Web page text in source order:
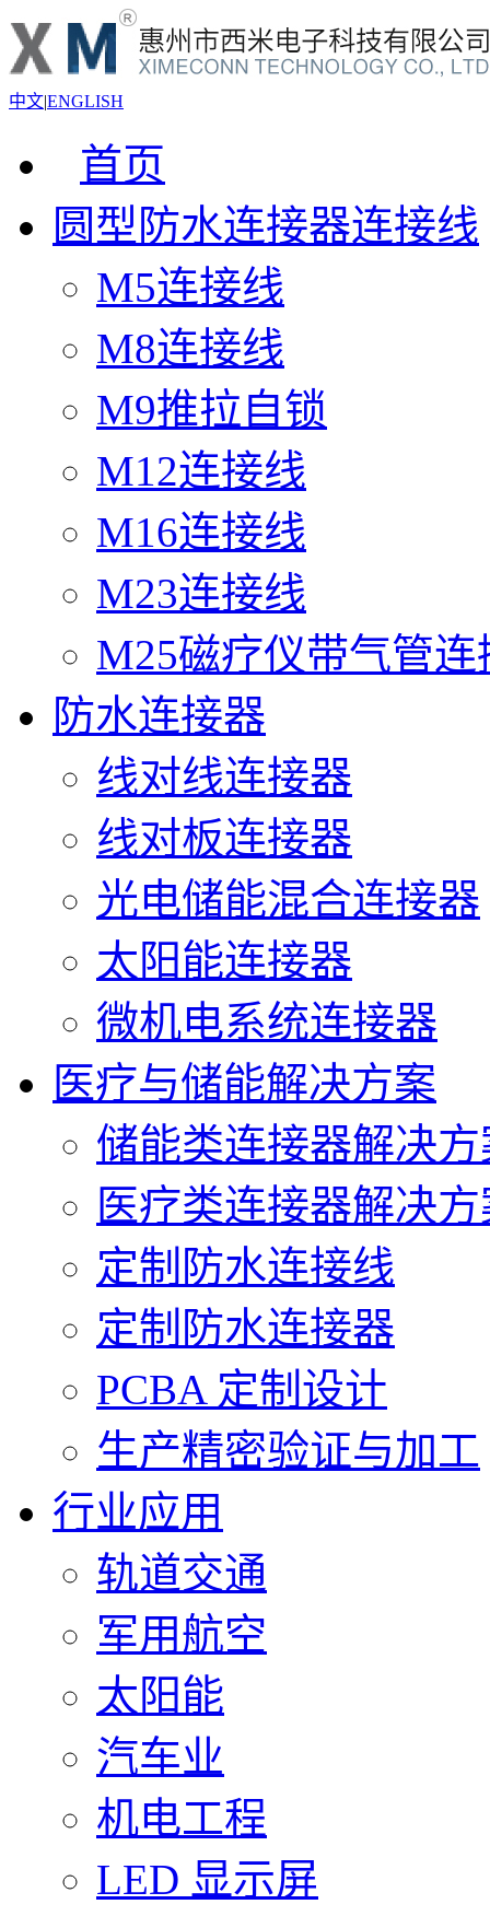
中文|ENGLISH
首页
圆型防水连接器连接线
M5连接线
M8连接线
M9推拉自锁
M12连接线
M16连接线
M23连接线
M25磁疗仪带气管连
防水连接器
线对线连接器
线对板连接器
光电储能混合连接器
太阳能连接器
微机电系统连接器
医疗与储能解决方案
储能类连接器解决方
医疗类连接器解决
定制防水连接线
定制防水连接器
PCBA 定制设计
生产精密验证与加工
行业应用
轨道交通
军用航空
太阳能
汽车业
机电工程
LED 显示屏